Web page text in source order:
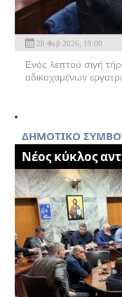
20 Φεβ 2026, 19:00
Ενός λεπτού σιγή
αδικοχαμένων
ΔΗΜΟΤΙΚΟ
Νέος κύκλος